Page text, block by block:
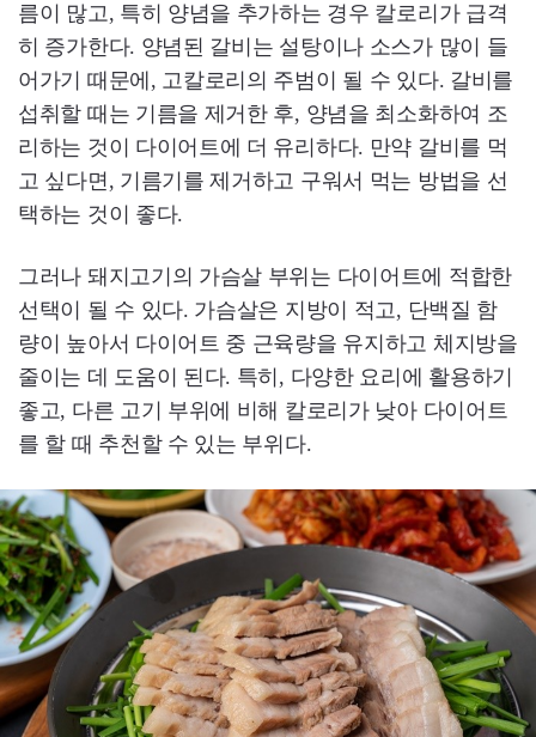
름이 많고, 특히 양념을 추가하는 경우 칼로리가 급격
히 증가한다. 양념된 갈비는 설탕이나 소스가 많이 들
어가기 때문에, 고칼로리의 주범이 될 수 있다. 갈비를
섭취할 때는 기름을 제거한 후, 양념을 최소화하여 조
리하는 것이 다이어트에 더 유리하다. 만약 갈비를 먹
고 싶다면, 기름기를 제거하고 구워서 먹는 방법을 선
택하는 것이 좋다.
그러나 돼지고기의 가슴살 부위는 다이어트에 적합한
선택이 될 수 있다. 가슴살은 지방이 적고, 단백질 함
량이 높아서 다이어트 중 근육량을 유지하고 체지방을
줄이는 데 도움이 된다. 특히, 다양한 요리에 활용하기
좋고, 다른 고기 부위에 비해 칼로리가 낮아 다이어트
를 할 때 추천할 수 있는 부위다.